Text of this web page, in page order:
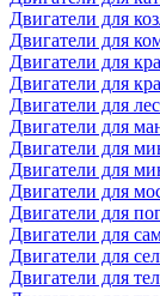
Двигатели для
Двигатели для
Двигатели для
Двигатели для
Двигатели для
Двигатели для
Двигатели для
Двигатели для
Двигатели для
Двигатели для
Двигатели для
Двигатели для
Двигатели для